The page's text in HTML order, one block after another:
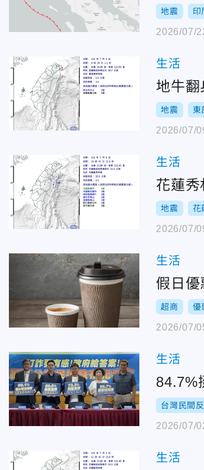
地震 印
2026/07/
生活
地牛
地震 東
2026/07/
生活
花蓮
地震 花
2026/07/
生活
假日
超商 優
2026/07/
生活
84.7%
台灣民間
2026/07/
生活